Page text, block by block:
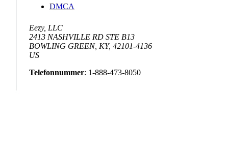
DMCA
Eezy, LLC
2413 NASHVILLE RD STE B13
BOWLING GREEN, KY, 42101-4136
US
Telefonnummer: 1-888-473-8050